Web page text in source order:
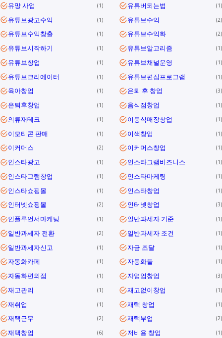
유망 사업 1 유튜버되는법 1
유튜브광고수익 1 유튜브수익 2
유튜브수익창출 1 유튜브수익화 2
유튜브시작하기 1 유튜브알고리즘 1
유튜브창업 1 유튜브채널운영 1
유튜브크리에이터 1 유튜브편집프로그램 1
육아창업 1 은퇴 후 창업 3
은퇴후창업 1 음식점창업 1
의류재테크 1 이동식매장창업 1
이모티콘 판매 1 이색창업 1
이커머스 2 이커머스창업 1
인스타광고 1 인스타그램비즈니스 1
인스타그램창업 1 인스타마케팅 1
인스타쇼핑몰 1 인스타창업 1
인터넷쇼핑몰 2 인터넷창업 3
인플루언서마케팅 1 일반과세자 기준 1
일반과세자 전환 2 일반과세자 조건 1
일반과세자신고 1 자금 조달 1
자동화카페 1 자동화툴 1
자동화편의점 1 자영업창업 3
재고관리 1 재고없이창업 1
재취업 1 재택 창업 1
재택근무 2 재택부업 2
재택창업 6 저비용 창업 1